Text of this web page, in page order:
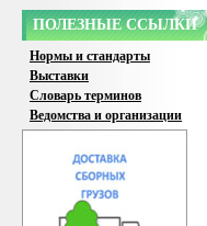
ПОЛЕЗНЫЕ ССЫЛКИ
Нормы и стандарты
Выставки
Словарь терминов
Ведомства и организации